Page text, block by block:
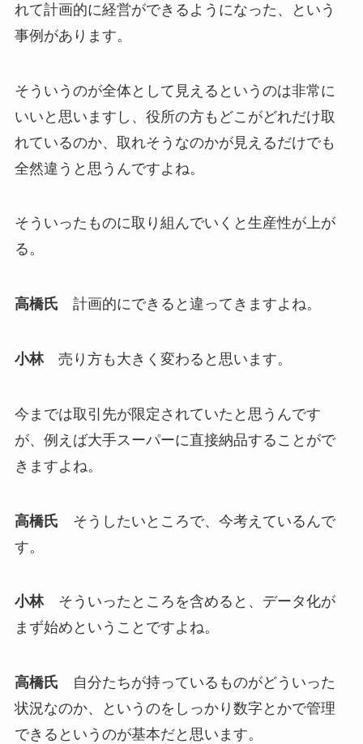
れて計画的に経営ができるようになった、という
事例があります。
そういうのが全体として見えるというのは非常に
いいと思いますし、役所の方もどこがどれだけ取
れているのか、取れそうなのかが見えるだけでも
全然違うと思うんですよね。
そういったものに取り組んでいくと生産性が上が
る。
高橋氏 計画的にできると違ってきますよね。
小林売り方も大きく変わると思います。
今までは取引先が限定されていたと思うんです
が、例えば大手スーパーに直接納品することがで
きますよね。
高橋氏 そうしたいところで、今考えているんで
す。
小林そういったところを含めると、データ化が
まず始めということですよね。
高橋氏 自分たちが持っているものがどういった
状況なのか、というのをしっかり数字とかで管理
できるというのが基本だと思います。